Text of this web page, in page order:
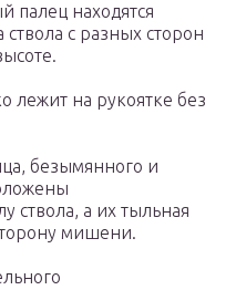
палец находятся
с разных сторон
лежит на рукоятке без
безымянного и
ствола, а их тыльная
мишени.